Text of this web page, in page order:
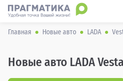
Главная Новые авто LADA
Новые авто LADA